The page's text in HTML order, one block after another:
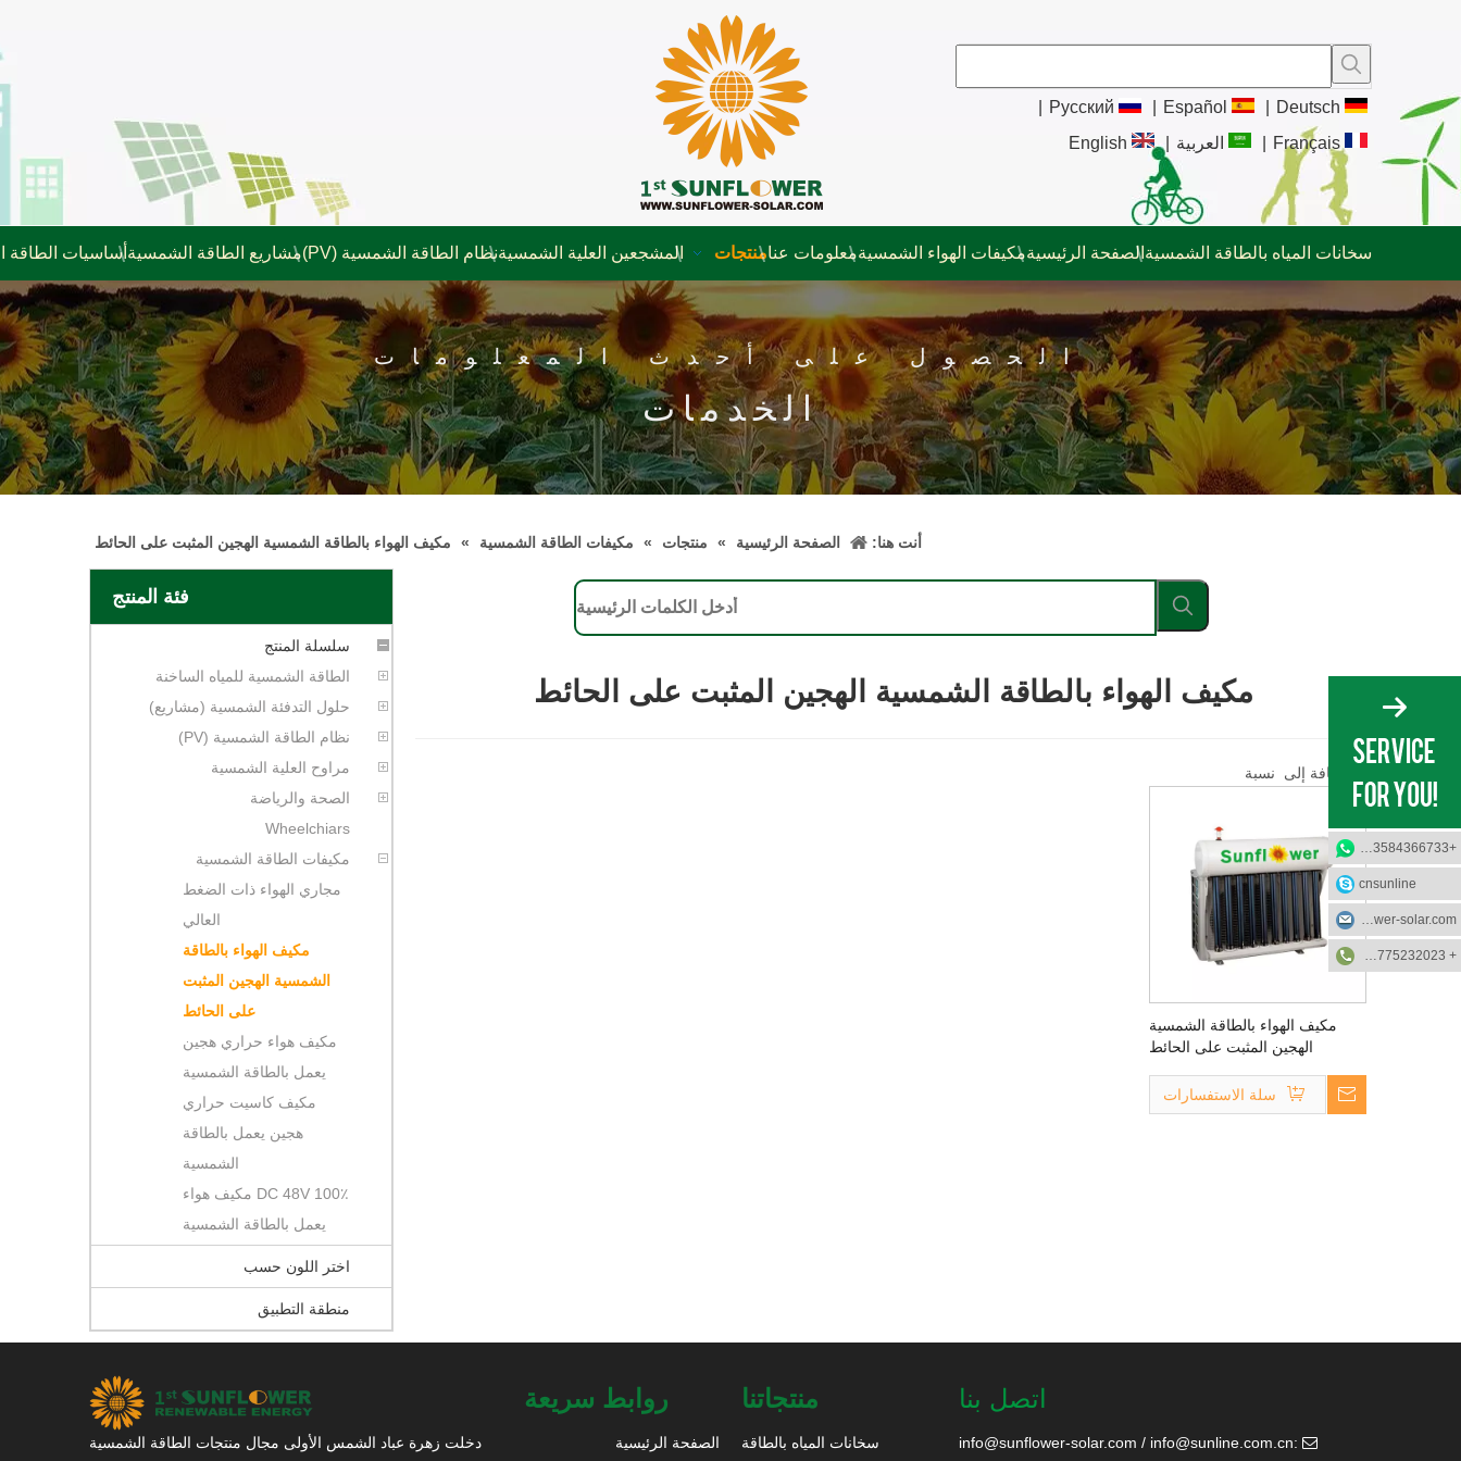
Deutsch
Español
Pусский
Français
العربية English
سخانات المياه بالطاقة الشمسية الصفحة الرئيسيةمكيفات الهواء الشمسيةمعلومات عنامنتجات المشجعين العلية الشمسيةنظام الطاقة الشمسية (PV) مشاريع الطاقة الشمسية أساسيات الطاقة
الحصول على أحدث المعلومات
الخدمات
أنت هنا: الصفحة الرئيسية » منتجات » مكيفات الطاقة الشمسية » مكيف الهواء بالطاقة الشمسية الهجين المثبت على الحائط
فئة المنتج
سلسلة المنتج
الطاقة الشمسية للمياه الساخنة
حلول التدفئة الشمسية (مشاريع)
نظام الطاقة الشمسية (PV)
مراوح العلية الشمسية
الصحة والرياضة
Wheelchiars
مكيفات الطاقة الشمسية
مجاري الهواء ذات الضغط
العالي
مكيف الهواء بالطاقة
الشمسية الهجين المثبت
على الحائط
مكيف هواء حراري هجين
يعمل بالطاقة الشمسية
مكيف كاسيت حراري
هجين يعمل بالطاقة
الشمسية
100٪ DC 48V مكيف هواء
يعمل بالطاقة الشمسية
اختر اللون حسب
منطقة التطبيق
مكيف الهواء بالطاقة الشمسية الهجين المثبت على الحائط
إضافة إلى نسبة
مكيف الهواء بالطاقة الشمسية
الهجين المثبت على الحائط
سلة الاستفسارات
دخلت زهرة عباد الشمس الأولى مجال منتجات الطاقة الشمسية
روابط سريعة
الصفحة الرئيسية
منتجاتنا
سخانات المياه بالطاقة
اتصل بنا

:
info@sunflower-solar.com / info@sunline.com.cn
cnsunline